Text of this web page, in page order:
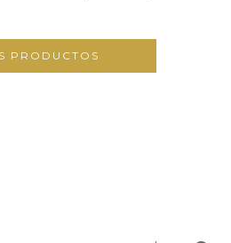
PRODUCTOS